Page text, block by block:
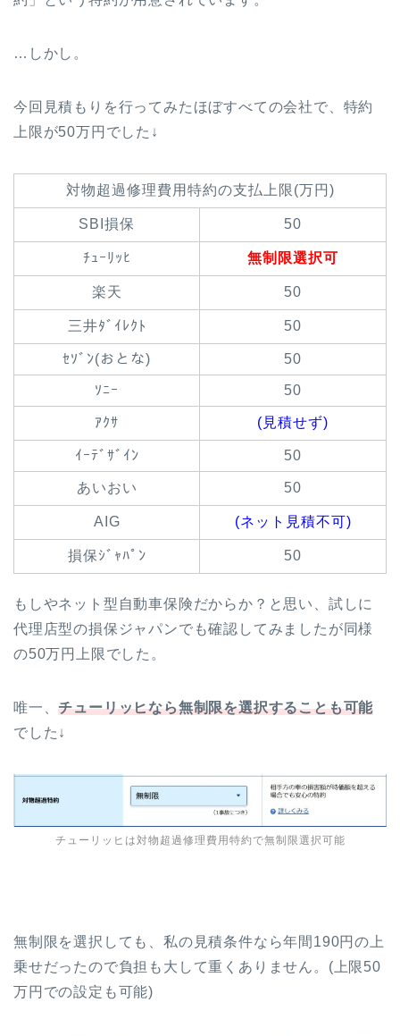
…しかし。
今回見積もりを行ってみたほぼすべての会社で、特約
上限が50万円でした↓
対物超過修理費用特約の支払上限(万円)
SBI損保 50
ﾁｭｰﾘｯﾋ 無制限選択可
楽天 50
三井ﾀﾞｲﾚｸﾄ 50
ｾｿﾞﾝ(おとな) 50
ｿﾆｰ 50
ｱｸｻ (見積せず)
ｲｰﾃﾞｻﾞｲﾝ 50
あいおい 50
AIG (ネット見積不可)
損保ｼﾞｬﾊﾟﾝ 50
もしやネット型自動車保険だからか？と思い、試しに
代理店型の損保ジャパンでも確認してみましたが同様
の50万円上限でした。
唯一、チューリッヒなら無制限を選択することも可能
でした↓
チューリッヒは対物超過修理費用特約で無制限選択可能
無制限を選択しても、私の見積条件なら年間190円の上
乗せだったので負担も大して重くありません。(上限50
万円での設定も可能)